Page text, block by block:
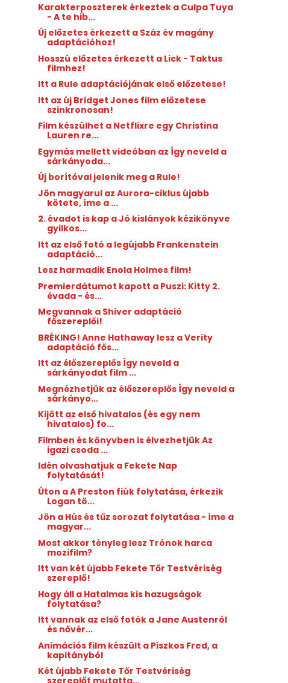
Karakterposzterek érkeztek a Culpa Tuya
- A te hib...
Új előzetes érkezett a Száz év magány
adaptációhoz!
Hosszú előzetes érkezett a Lick - Taktus
filmhez!
Itt a Rule adaptációjának első előzetese!
Itt az új Bridget Jones film előzetese
szinkronosan!
Film készülhet a Netflixre egy Christina
Lauren re...
Egymás mellett videóban az Így neveld a
sárkányoda...
Új borítóval jelenik meg a Rule!
Jön magyarul az Aurora-ciklus újabb
kötete, íme a ...
2. évadot is kap a Jó kislányok kézikönyve
gyilkos...
Itt az első fotó a legújabb Frankenstein
adaptáció...
Lesz harmadik Enola Holmes film!
Premierdátumot kapott a Puszi: Kitty 2.
évada - és...
Megvannak a Shiver adaptáció
főszereplői!
BRÉKING! Anne Hathaway lesz a Verity
adaptáció fős...
Itt az élőszereplős Így neveld a
sárkányodat film ...
Megnézhetjük az élőszereplős Így neveld a
sárkányo...
Kijött az első hivatalos (és egy nem
hivatalos) fo...
Filmben és könyvben is élvezhetjük Az
igazi csoda ...
Idén olvashatjuk a Fekete Nap
folytatását!
Úton a A Preston fiúk folytatása, érkezik
Logan tö...
Jön a Hús és tűz sorozat folytatása - íme a
magyar...
Most akkor tényleg lesz Trónok harca
mozifilm?
Itt van két újabb Fekete Tőr Testvériség
szereplő!
Hogy áll a Hatalmas kis hazugságok
folytatása?
Itt vannak az első fotók a Jane Austenról
és nővér...
Animációs film készült a Piszkos Fred, a
kapitányból
Két újabb Fekete Tőr Testvériség
szereplőt mutatta...